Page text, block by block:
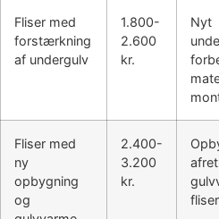
Fliser med
forstærkning
af undergulv
1.800-
2.600
kr.
Nyt
Fliser med
ny
opbygning
og
2.400-
3.200
kr.
fliser